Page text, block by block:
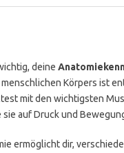
deine
Körpers ist
mit den wichtigsten
auf Druck und
ermöglicht dir,